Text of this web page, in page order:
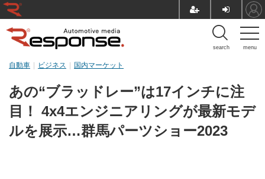
menu
search
あの“ブラッドレー”は17インチに注
目！ 4x4エンジニアリングが最新モデ
ルを展示…群馬パーツショー2023
自動車 ビジネス 国内マーケット